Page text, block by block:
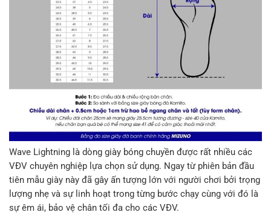
Wave Lightning là dòng giày bóng chuyền được rất nhiều các
VĐV chuyên nghiệp lựa chọn sử dụng. Ngay từ phiên bản đầu
tiên mẫu giày này đã gây ấn tượng lớn với người chơi bởi trọng
lượng nhẹ và sự linh hoạt trong từng bước chạy cùng với đó là
sự êm ái, bảo vệ chân tối đa cho các VĐV.